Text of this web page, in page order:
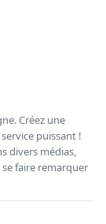
Créez une
puissant !
divers médias,
faire remarquer